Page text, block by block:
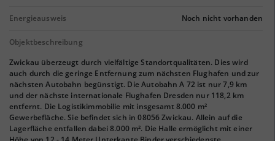
Energieausweis Noch nicht vorhanden
Objektbeschreibung
Zwickau überzeugt durch vielfältige Standortqualitäten. Dies wird
auch durch die geringe Entfernung zum nächsten Flughafen und zur
nächsten Autobahn begünstigt. Die Autobahn A 72 ist nur 7,9 km
und der nächste internationale Flughafen Dresden nur 118,2 km
entfernt. Die Logistikimmobilie mit insgesamt 8.000 m²
Gewerbefläche. Sie befindet sich in 08056 Zwickau. Allein auf die
Lagerfläche entfallen dabei 8.000 m². Die Halle ermöglicht mit einer